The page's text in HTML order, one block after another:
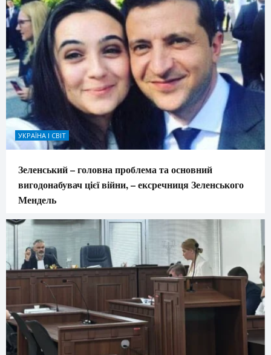
УКРАЇНА І СВІТ
Зеленський – головна проблема та основний
вигодонабувач цієї війни, – ексречниця Зеленського
Мендель